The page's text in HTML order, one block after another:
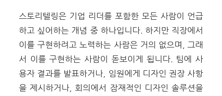
스토리텔링은 기업 리더를 포함한 모든 사람이 언급
하고 싶어하는 개념 중 하나입니다. 하지만 직장에서
이를 구현하려고 노력하는 사람은 거의 없으며, 그래
서 이를 구현하는 사람이 돋보이게 됩니다. 팀에 사
용자 결과를 발표하거나, 임원에게 디자인 권장 사항
을 제시하거나, 회의에서 잠재적인 디자인 솔루션을